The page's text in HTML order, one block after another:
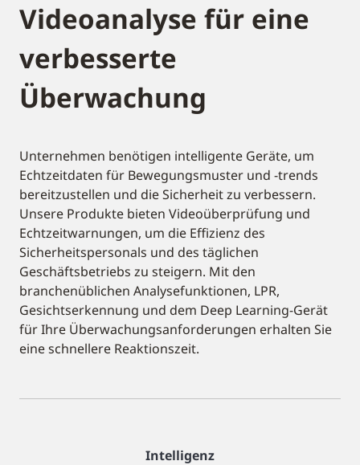
Videoanalyse für eine
verbesserte
Überwachung
Unternehmen benötigen intelligente Geräte, um
Echtzeitdaten für Bewegungsmuster und -trends
bereitzustellen und die Sicherheit zu verbessern.
Unsere Produkte bieten Videoüberprüfung und
Echtzeitwarnungen, um die Effizienz des
Sicherheitspersonals und des täglichen
Geschäftsbetriebs zu steigern. Mit den
branchenüblichen Analysefunktionen, LPR,
Gesichtserkennung und dem Deep Learning-Gerät
für Ihre Überwachungsanforderungen erhalten Sie
eine schnellere Reaktionszeit.
Intelligenz